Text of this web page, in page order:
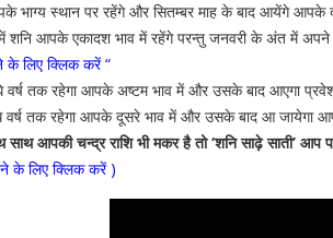
भाग्य स्थान पर रहेंगे और सितम्बर माह के बाद आयेंगे आपके
शनि आपके एकादश भाव में रहेंगे परन्तु जनवरी के अंत में अपने
के लिए क्लिक करें“
तक रहेगा आपके अष्टम भाव में और उसके बाद आएगा
तक रहेगा आपके दूसरे भाव में और उसके बाद आ जायेगा
आपकी चन्द्र राशि भी मकर है तो ‘शनि साढ़े साती’
के लिए क्लिक करें )